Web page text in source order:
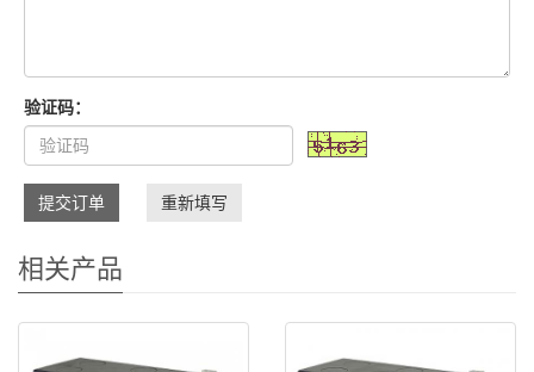
验证码：
提交订单 重新填写
相关产品